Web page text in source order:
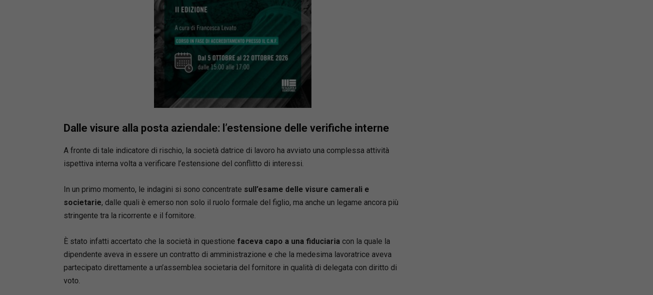
Convegni e docente di corsi di formazione per aziende
e professionisti, è autore di numerose opere
monografiche e collettanee.
Dalle visure alla posta aziendale: l’estensione delle verifiche interne
A fronte di tale indicatore di rischio, la società datrice di lavoro ha avviato una complessa attività
ispettiva interna volta a verificare l’estensione del conflitto di interessi.
In un primo momento, le indagini si sono concentrate sull’esame delle visure camerali e
societarie, dalle quali è emerso non solo il ruolo formale del figlio, ma anche un legame ancora più
stringente tra la ricorrente e il fornitore.
È stato infatti accertato che la società in questione faceva capo a una fiduciaria con la quale la
dipendente aveva in essere un contratto di amministrazione e che la medesima lavoratrice aveva
partecipato direttamente a un’assemblea societaria del fornitore in qualità di delegata con diritto di
voto.